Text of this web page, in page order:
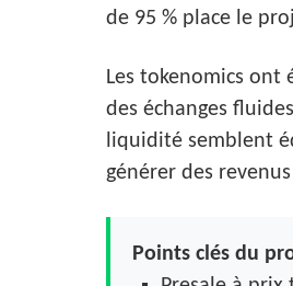
de 95 % place le
Les tokenomics ont
des échanges
liquidité semblent
générer des
Points clés du